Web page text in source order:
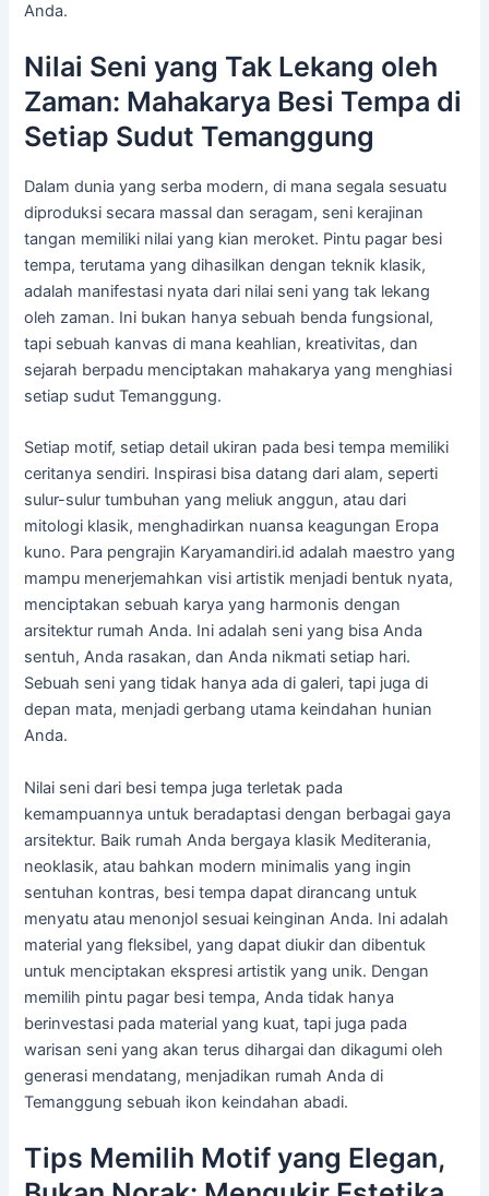
Anda.
Nilai Seni yang Tak Lekang oleh
Zaman: Mahakarya Besi Tempa di
Setiap Sudut Temanggung
Dalam dunia yang serba modern, di mana segala sesuatu
diproduksi secara massal dan seragam, seni kerajinan
tangan memiliki nilai yang kian meroket. Pintu pagar besi
tempa, terutama yang dihasilkan dengan teknik klasik,
adalah manifestasi nyata dari nilai seni yang tak lekang
oleh zaman. Ini bukan hanya sebuah benda fungsional,
tapi sebuah kanvas di mana keahlian, kreativitas, dan
sejarah berpadu menciptakan mahakarya yang menghiasi
setiap sudut Temanggung.
Setiap motif, setiap detail ukiran pada besi tempa memiliki
ceritanya sendiri. Inspirasi bisa datang dari alam, seperti
sulur-sulur tumbuhan yang meliuk anggun, atau dari
mitologi klasik, menghadirkan nuansa keagungan Eropa
kuno. Para pengrajin Karyamandiri.id adalah maestro yang
mampu menerjemahkan visi artistik menjadi bentuk nyata,
menciptakan sebuah karya yang harmonis dengan
arsitektur rumah Anda. Ini adalah seni yang bisa Anda
sentuh, Anda rasakan, dan Anda nikmati setiap hari.
Sebuah seni yang tidak hanya ada di galeri, tapi juga di
depan mata, menjadi gerbang utama keindahan hunian
Anda.
Nilai seni dari besi tempa juga terletak pada
kemampuannya untuk beradaptasi dengan berbagai gaya
arsitektur. Baik rumah Anda bergaya klasik Mediterania,
neoklasik, atau bahkan modern minimalis yang ingin
sentuhan kontras, besi tempa dapat dirancang untuk
menyatu atau menonjol sesuai keinginan Anda. Ini adalah
material yang fleksibel, yang dapat diukir dan dibentuk
untuk menciptakan ekspresi artistik yang unik. Dengan
memilih pintu pagar besi tempa, Anda tidak hanya
berinvestasi pada material yang kuat, tapi juga pada
warisan seni yang akan terus dihargai dan dikagumi oleh
generasi mendatang, menjadikan rumah Anda di
Temanggung sebuah ikon keindahan abadi.
Tips Memilih Motif yang Elegan,